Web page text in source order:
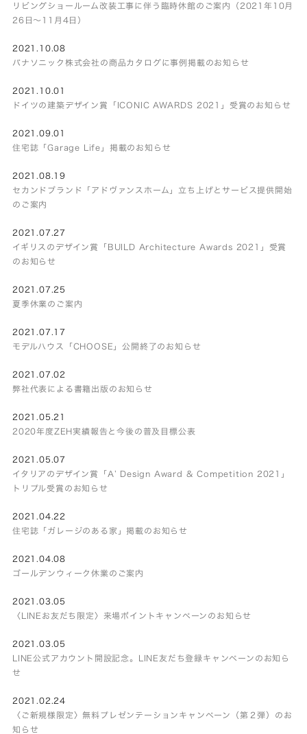
リビングショールーム改装工事に伴う臨時休館のご案内（2021年10月
26日～11月4日）
2021.10.08
パナソニック株式会社の商品カタログに事例掲載のお知らせ
2021.10.01
ドイツの建築デザイン賞「ICONIC AWARDS 2021」受賞のお知らせ
2021.09.01
住宅誌「Garage Life」掲載のお知らせ
2021.08.19
セカンドブランド「アドヴァンスホーム」立ち上げとサービス提供開始
のご案内
2021.07.27
イギリスのデザイン賞「BUILD Architecture Awards 2021」受賞
のお知らせ
2021.07.25
夏季休業のご案内
2021.07.17
モデルハウス「CHOOSE」公開終了のお知らせ
2021.07.02
弊社代表による書籍出版のお知らせ
2021.05.21
2020年度ZEH実績報告と今後の普及目標公表
2021.05.07
イタリアのデザイン賞「A’ Design Award & Competition 2021」
トリプル受賞のお知らせ
2021.04.22
住宅誌「ガレージのある家」掲載のお知らせ
2021.04.08
ゴールデンウィーク休業のご案内
2021.03.05
〈LINEお友だち限定〉来場ポイントキャンペーンのお知らせ
2021.03.05
LINE公式アカウント開設記念。LINE友だち登録キャンペーンのお知ら
せ
2021.02.24
〈ご新規様限定〉無料プレゼンテーションキャンペーン（第２弾）のお
知らせ